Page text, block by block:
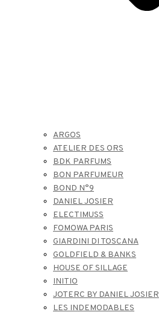
ARGOS
ATELIER DES ORS
BDK PARFUMS
BON PARFUMEUR
BOND N°9
DANIEL JOSIER
ELECTIMUSS
FOMOWA PARIS
GIARDINI DI TOSCANA
GOLDFIELD & BANKS
HOUSE OF SILLAGE
INITIO
JOTERC BY DANIEL JOSIER
LES INDEMODABLES